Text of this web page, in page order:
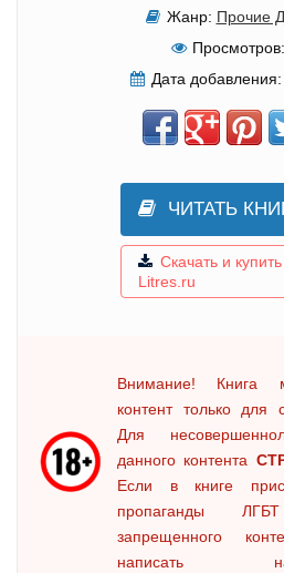
Жанр: Прочие
Просмотров:
Дата добавления:
ЧИТАТЬ
Скачать и
Litres.ru
Внимание! Книга
контент только для
Для
данного контента
Если в книге
пропаганды
запрещенного
написать